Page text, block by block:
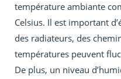
température ambiante
Celsius. Il est important
des radiateurs, des
températures peuvent
De plus, un niveau